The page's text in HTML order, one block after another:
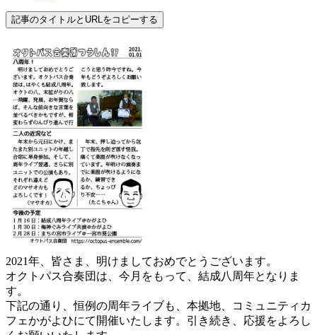
記事のタイトルとURLをコピーする
2021年、皆さま、明けましておめでとうございます。
オクトパス合奏団は、今月をもって、結成八周年となりま
す。
下記の通り、恒例の周年ライブも、本拠地、コミュニティカ
フェかがよひにて開催いたします。引き続き、応援をよろし